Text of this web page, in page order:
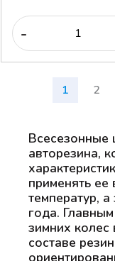
-
1 2
Всесезонные
авторезина,
применять
температур,
года.
зимних
составе